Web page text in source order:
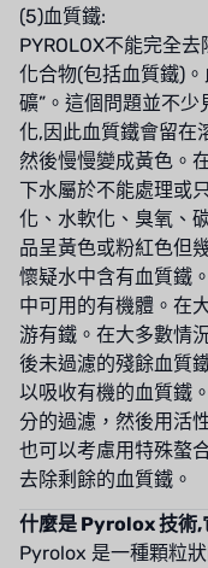
NIPPON
WL
CASH ACME
YAZAKI
RUNXIN
(5)血質鐵:
PYROLOX不能完全
化合物(包括血質鐵)
礦”。這個問題並不
化,因此血質鐵會留在
然後慢慢變成黃色。
下水屬於不能處理或
化、水軟化、臭氧、
品呈黃色或粉紅色但
懷疑水中含有血質鐵
中可用的有機體。在
游有鐵。在大多數情
後未過濾的殘餘血質
以吸收有機的血質鐵
分的過濾，然後用活
也可以考慮用特殊螯
去除剩餘的血質鐵。
什麼是 Pyrolox 技術,
Pyrolox 是一種顆粒